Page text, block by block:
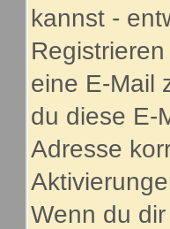
kannst -
eine E-Mail
du diese E-
Adresse
Wenn du